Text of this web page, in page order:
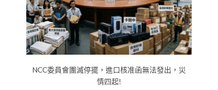
NCC委員會團滅停擺，進口核准函無法發出，災
情四起!